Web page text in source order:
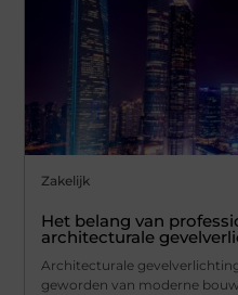
Zakelijk
Het belang van
architecturale
Architecturale
geworden van moderne